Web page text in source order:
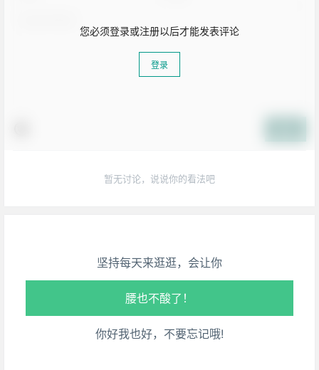
您必须登录或注册以后才能发表评论
登录
暂无讨论，说说你的看法吧
坚持每天来逛逛，会让你
腿也不痛了！
腰也不酸了！
工作也轻松了！
你好我也好，不要忘记哦!